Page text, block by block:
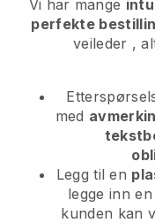
Vi har mange
perfekte
veileder ,
med
Legg til en
legge inn
kunden kan